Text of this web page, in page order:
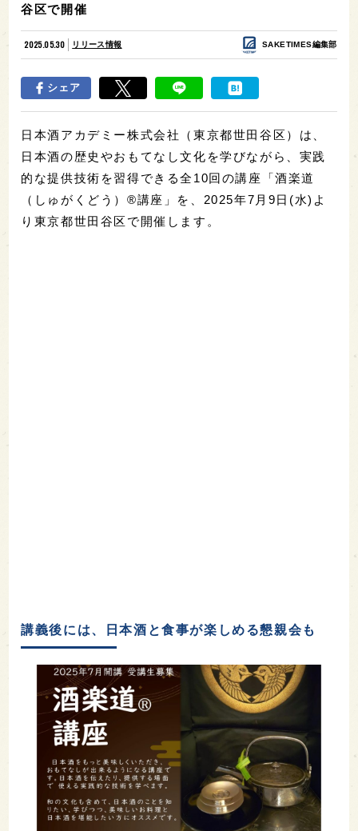
谷区で開催
2025.05.30 リリース情報 SAKETIMES編集部
シェア
日本酒アカデミー株式会社（東京都世田谷区）は、
日本酒の歴史やおもてなし文化を学びながら、実践
的な提供技術を習得できる全10回の講座「酒楽道
（しゅがくどう）®講座」を、2025年7月9日(水)よ
り東京都世田谷区で開催します。
講義後には、日本酒と食事が楽しめる懇親会も